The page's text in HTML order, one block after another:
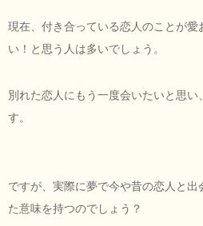
現在、付き合っている恋人のことが愛
い！と思う人は多いでしょう。
別れた恋人にもう一度会いたいと思い
す。
ですが、実際に夢で今や昔の恋人と
た意味を持つのでしょう？